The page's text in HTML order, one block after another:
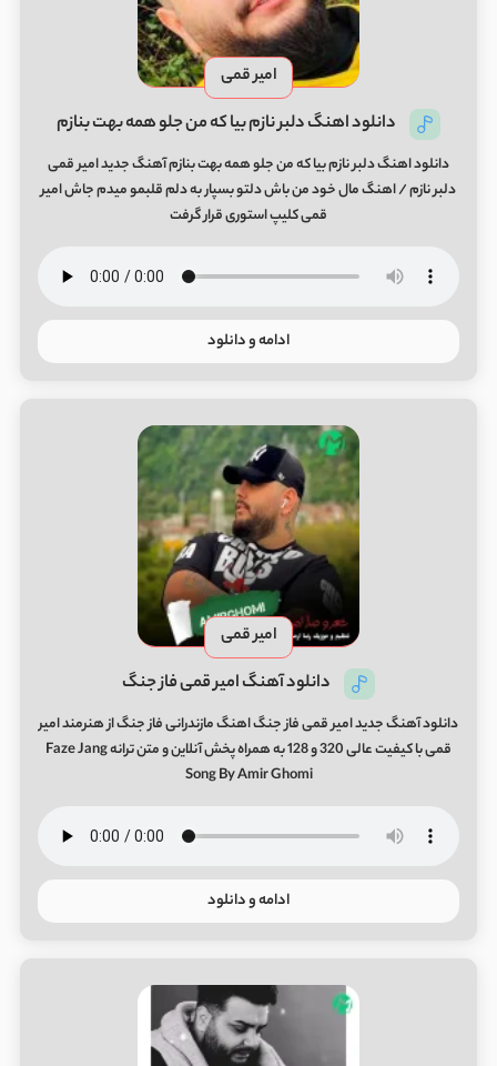
امیر قمی
دانلود اهنگ دلبر نازم بیا که من جلو همه بهت بنازم
دانلود اهنگ دلبر نازم بیا که من جلو همه بهت بنازم آهنگ جدید امیر قمی
دلبر نازم / اهنگ مال خود من باش دلتو بسپار به دلم قلبمو میدم جاش امیر
قمی کلیپ استوری قرار گرفت
ادامه و دانلود
امیر قمی
دانلود آهنگ امیر قمی فاز جنگ
دانلود آهنگ جدید امیر قمی فاز جنگ اهنگ مازندرانی فاز جنگ از هنرمند امیر
قمی با کیفیت عالی 320 و 128 به همراه پخش آنلاین و متن ترانه Faze Jang
Song By Amir Ghomi
ادامه و دانلود